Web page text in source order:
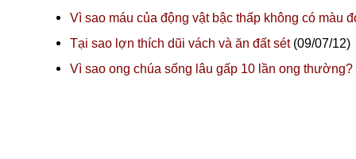
Vì sao máu của động vật bậc thấp không có màu
Tại sao lợn thích dũi vách và ăn đất sét(09/07/12)
Vì sao ong chúa sống lâu gấp 10 lần ong thường?